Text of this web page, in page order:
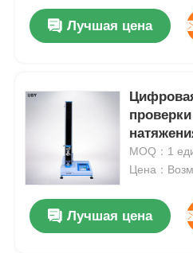
Лучшая цена
сбором
MOQ：1
Цена：
Лучшая цена